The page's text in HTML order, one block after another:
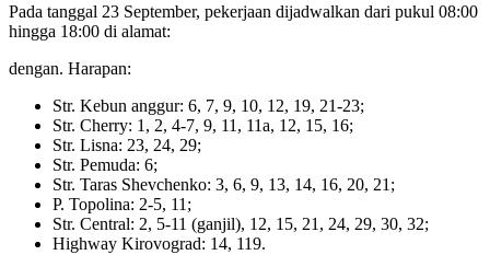
Pada tanggal 23 September, pekerjaan dijadwalkan dari pukul 08:00
hingga 18:00 di alamat:
dengan. Harapan:
Str. Kebun anggur: 6, 7, 9, 10, 12, 19, 21-23;
Str. Cherry: 1, 2, 4-7, 9, 11, 11a, 12, 15, 16;
Str. Lisna: 23, 24, 29;
Str. Pemuda: 6;
Str. Taras Shevchenko: 3, 6, 9, 13, 14, 16, 20, 21;
P. Topolina: 2-5, 11;
Str. Central: 2, 5-11 (ganjil), 12, 15, 21, 24, 29, 30, 32;
Highway Kirovograd: 14, 119.